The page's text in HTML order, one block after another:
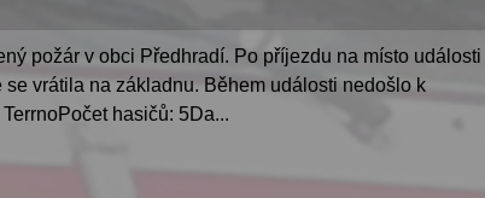
požár v obci Předhradí. Po příjezdu na místo události
vrátila na základnu. Během události nedošlo k
hasičů: 5Da...